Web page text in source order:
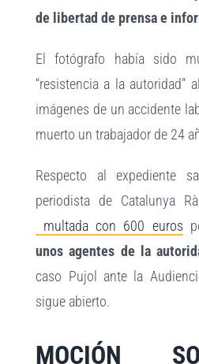
de libertad de prensa e
El fotógrafo había sido
“resistencia a la autoridad”
imágenes de un accidente
muerto un trabajador de 24
Respecto al expediente
periodista de Catalunya
multada con 600 euros
unos agentes de la
caso Pujol ante la
sigue abierto.
MOCIÓN